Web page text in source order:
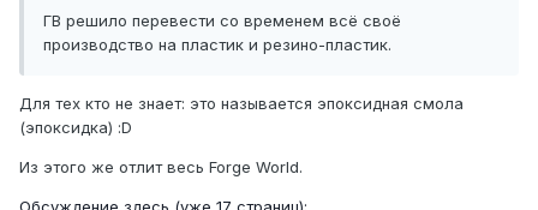
ГВ решило перевести со временем всё своё
производство на пластик и резино-пластик.
Для тех кто не знает: это называется эпоксидная смола
(эпоксидка) :D
Из этого же отлит весь Forge World.
Обсуждение здесь (уже 17 страниц):